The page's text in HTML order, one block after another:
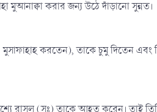
করার জন্য উঠে দাঁড়ানো সুন্নত।
করতেন), তাকে চুমু দিতেন
রাসুল (সঃ) তাকে আহূত করেন। তাই